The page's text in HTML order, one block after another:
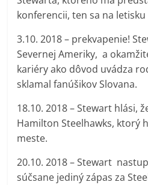
konferencii, ten sa na letisku
3.10. 2018 – prekvapenie!
Severnej Ameriky, a
kariéry ako dôvod uvádza
sklamal fanúšikov Slovana.
18.10. 2018 – Stewart hlási,
Hamilton Steelhawks, ktorý
meste.
20.10. 2018 – Stewart
súčsane jediný zápas za